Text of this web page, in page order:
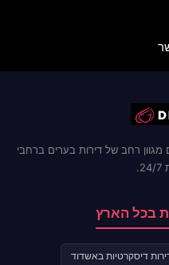
רחב של דירות בערים ברחבי
בכל הארץ
דיסקרטיות באשדוד